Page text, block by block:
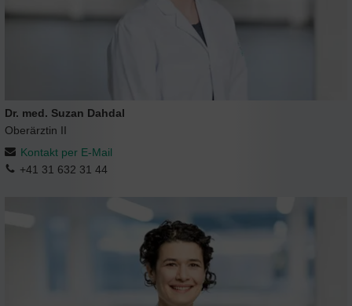
Dr. med. Suzan Dahdal
Oberärztin II
Kontakt per E-Mail
+41 31 632 31 44